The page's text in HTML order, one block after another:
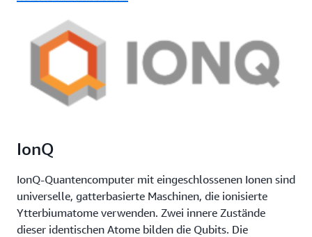
IonQ
IonQ-Quantencomputer mit eingeschlossenen Ionen sind
universelle, gatterbasierte Maschinen, die ionisierte
Ytterbiumatome verwenden. Zwei innere Zustände
dieser identischen Atome bilden die Qubits. Die